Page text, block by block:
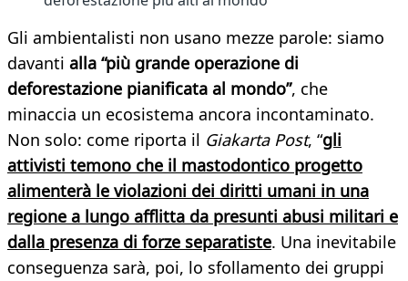
Gli ambientalisti non usano mezze parole: siamo
davanti alla “più grande operazione di
deforestazione pianificata al mondo”, che
minaccia un ecosistema ancora incontaminato.
Non solo: come riporta il Giakarta Post, “gli
attivisti temono che il mastodontico progetto
alimenterà le violazioni dei diritti umani in una
regione a lungo afflitta da presunti abusi militari e
dalla presenza di forze separatiste. Una inevitabile
conseguenza sarà, poi, lo sfollamento dei gruppi